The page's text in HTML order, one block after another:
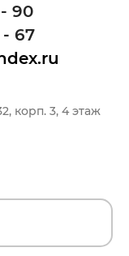
90
67
корп. 3, 4 этаж